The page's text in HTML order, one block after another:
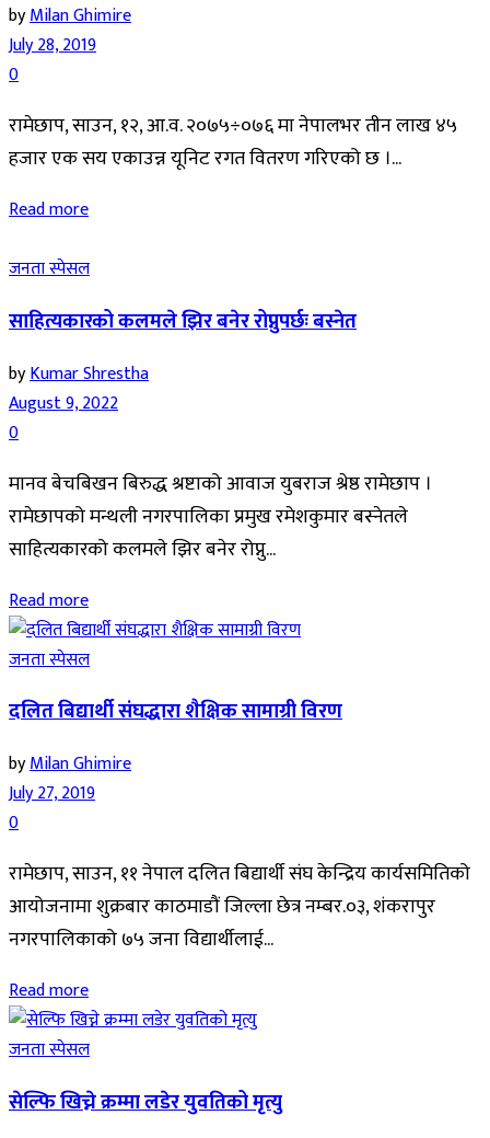
byMilan Ghimire
July 28, 2019
0
रामेछाप, साउन, १२, आ.व. २०७५÷०७६ मा नेपालभर तीन लाख ४५
हजार एक सय एकाउन्न यूनिट रगत वितरण गरिएको छ ।...
Read more
जनता स्पेसल
साहित्यकारको कलमले झिर बनेर रोप्नुपर्छः बस्नेत
byKumar Shrestha
August 9, 2022
0
मानव बेचबिखन बिरुद्ध श्रष्टाको आवाज युबराज श्रेष्ठ रामेछाप ।
रामेछापको मन्थली नगरपालिका प्रमुख रमेशकुमार बस्नेतले
साहित्यकारको कलमले झिर बनेर रोप्नु...
Read more
जनता स्पेसल
दलित बिद्यार्थी संघद्धारा शैक्षिक सामाग्री विरण
byMilan Ghimire
July 27, 2019
0
रामेछाप, साउन, ११ नेपाल दलित बिद्यार्थी संघ केन्द्रिय कार्यसमितिको
आयोजनामा शुक्रबार काठमाडौं जिल्ला छेत्र नम्बर.०३, शंकरापुर
नगरपालिकाको ७५ जना विद्यार्थीलाई...
Read more
जनता स्पेसल
सेल्फि खिच्ने क्रम्मा लडेर युवतिको मृत्यु